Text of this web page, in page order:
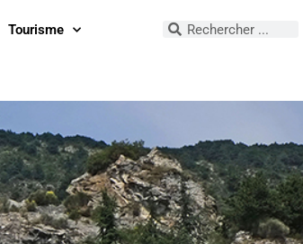
Tourisme